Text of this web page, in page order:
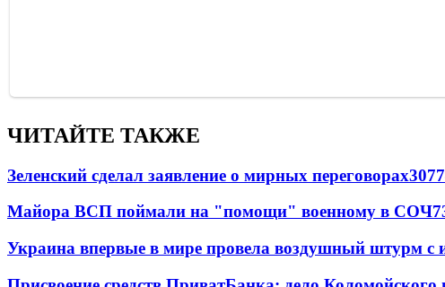
ЧИТАЙТЕ ТАКЖЕ
Зеленский сделал заявление о мирных переговорах
Майора ВСП поймали на "помощи" военному в СОЧ
Украина впервые в мире провела воздушный штурм с